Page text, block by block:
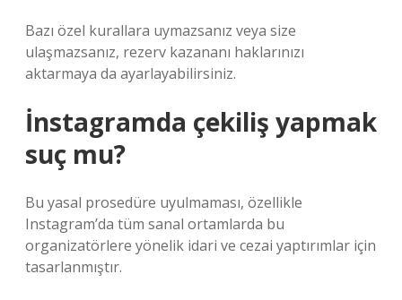
Bazı özel kurallara uymazsanız veya size
ulaşmazsanız, rezerv kazananı haklarınızı
aktarmaya da ayarlayabilirsiniz.
İnstagramda çekiliş yapmak
suç mu?
Bu yasal prosedüre uyulmaması, özellikle
Instagram’da tüm sanal ortamlarda bu
organizatörlere yönelik idari ve cezai yaptırımlar için
tasarlanmıştır.